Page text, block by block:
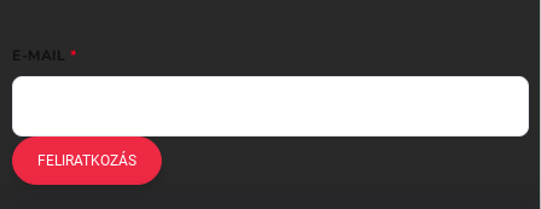
E-MAIL
FELIRATKOZÁS